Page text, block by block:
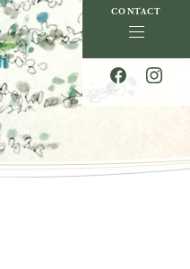
CONTACT